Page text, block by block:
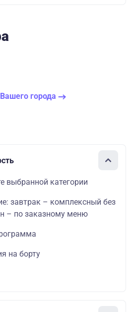
города
выбранной категории
завтрак – комплексный без
– по заказному меню
на борту